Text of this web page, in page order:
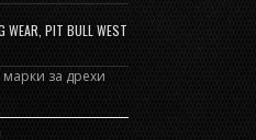
PIT BULL WEST
марки за дрехи